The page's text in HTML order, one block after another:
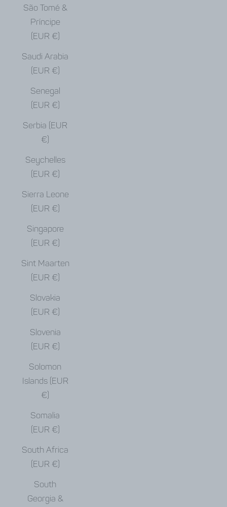
São Tomé &
Príncipe
(EUR €)
Saudi Arabia
(EUR €)
Senegal
(EUR €)
Serbia (EUR
€)
Seychelles
(EUR €)
Sierra Leone
(EUR €)
Singapore
(EUR €)
Sint Maarten
(EUR €)
Slovakia
(EUR €)
Slovenia
(EUR €)
Solomon
Islands (EUR
€)
Somalia
(EUR €)
South Africa
(EUR €)
South
Georgia &